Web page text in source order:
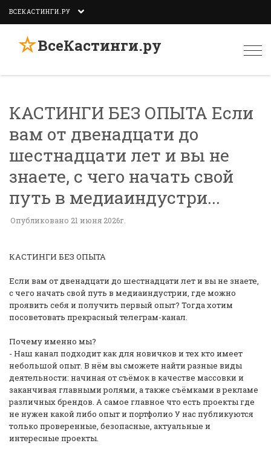
ВСЕКАСТИНГИ.РУ
☆ВсеКастинги.ру
КАСТИНГИ БЕЗ ОПЫТА Если
вам от двенадцати до
шестнадцати лет и вы не
знаете, с чего начать свой
путь в медиаиндустри...
Опубликовано 21 июня 2026г.
КАСТИНГИ БЕЗ ОПЫТА
Если вам от двенадцати до шестнадцати лет и вы не знаете,
с чего начать свой путь в медиаиндустрии, где можно
проявить себя и получить первый опыт? Тогда хотим
посоветовать прекрасный телеграм-канал.
Почему именно мы?
- Наш канал подходит как для новичков и тех кто имеет
небольшой опыт. В нём вы сможете найти разные виды
деятельности: начиная от съёмок в качестве массовки и
заканчивая главными ролями, а также съёмками в рекламе
различных брендов. А самое главное что есть проекты где
не нужен какой либо опыт и портфолио У нас публикуются
только проверенные, безопасные, актуальные и
интересные проекты.